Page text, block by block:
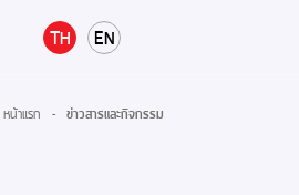
TH EN
หน้าแรก - ข่าวสารและกิจกรรม